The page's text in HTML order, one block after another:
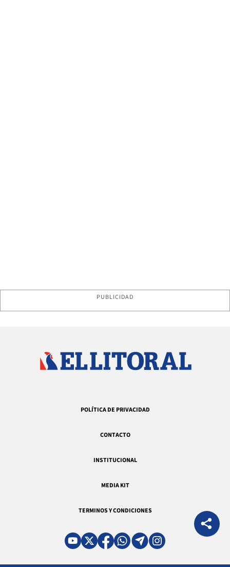
PUBLICIDAD
POLÍTICA DE PRIVACIDAD
CONTACTO
INSTITUCIONAL
MEDIA KIT
TERMINOS Y CONDICIONES